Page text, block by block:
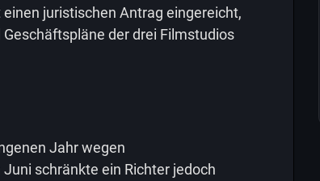
juristischen Antrag eingereicht,
der drei Filmstudios
Jahr wegen
schränkte ein Richter jedoch